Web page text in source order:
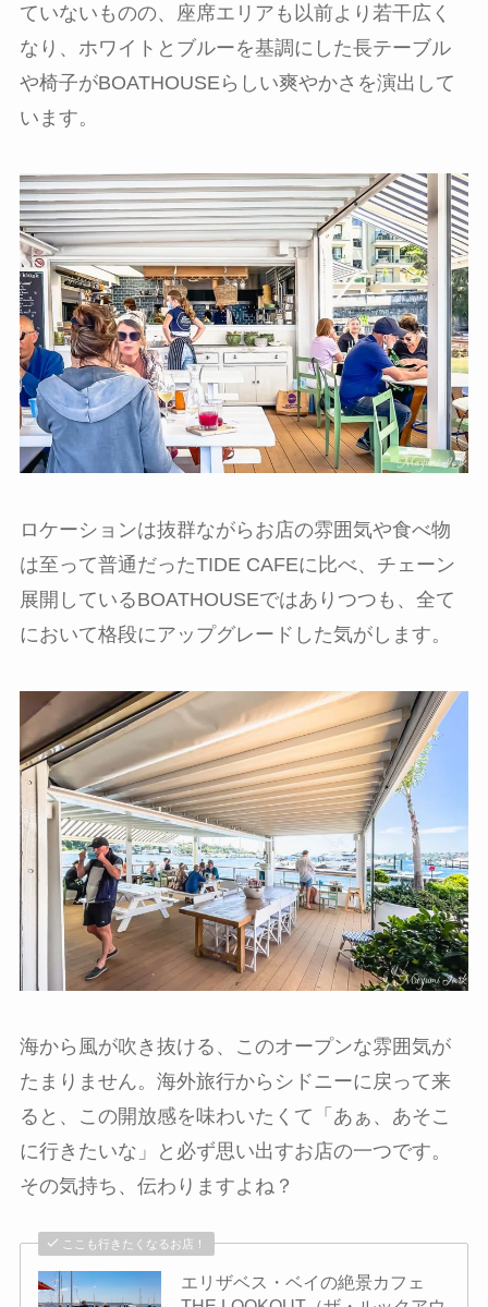
ていないものの、座席エリアも以前より若干広く
なり、ホワイトとブルーを基調にした長テーブル
や椅子がBOATHOUSEらしい爽やかさを演出して
います。
ロケーションは抜群ながらお店の雰囲気や食べ物
は至って普通だったTIDE CAFEに比べ、チェーン
展開しているBOATHOUSEではありつつも、全て
において格段にアップグレードした気がします。
海から風が吹き抜ける、このオープンな雰囲気が
たまりません。海外旅行からシドニーに戻って来
ると、この開放感を味わいたくて「あぁ、あそこ
に行きたいな」と必ず思い出すお店の一つです。
その気持ち、伝わりますよね？
ここも行きたくなるお店！
エリザベス・ベイの絶景カフェ